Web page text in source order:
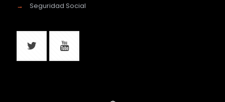
→
Seguridad Social